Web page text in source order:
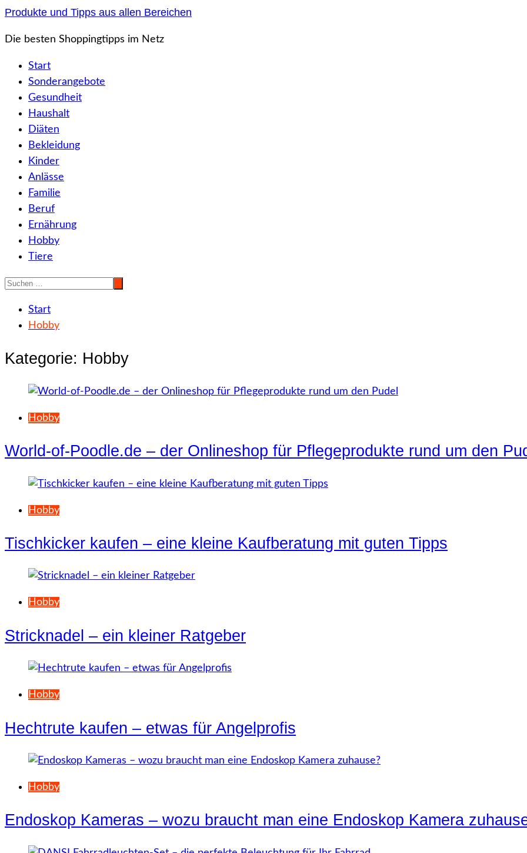
Zum
springen
Produkte und Tipps aus allen Bereichen
Die besten Shoppingtipps im Netz
Start
Sonderangebote
Gesundheit
Haushalt
Diäten
Bekleidung
Kinder
Anlässe
Familie
Beruf
Ernährung
Hobby
Tiere
Start
Hobby
Kategorie: Hobby
Hobby
World-of-Poodle.de – der Onlineshop für Pflegeprodukte rund um den
Hobby
Tischkicker kaufen – eine kleine Kaufberatung mit guten Tipps
Hobby
Stricknadel – ein kleiner Ratgeber
Hobby
Hechtrute kaufen – etwas für Angelprofis
Hobby
Endoskop Kameras – wozu braucht man eine Endoskop Kamera